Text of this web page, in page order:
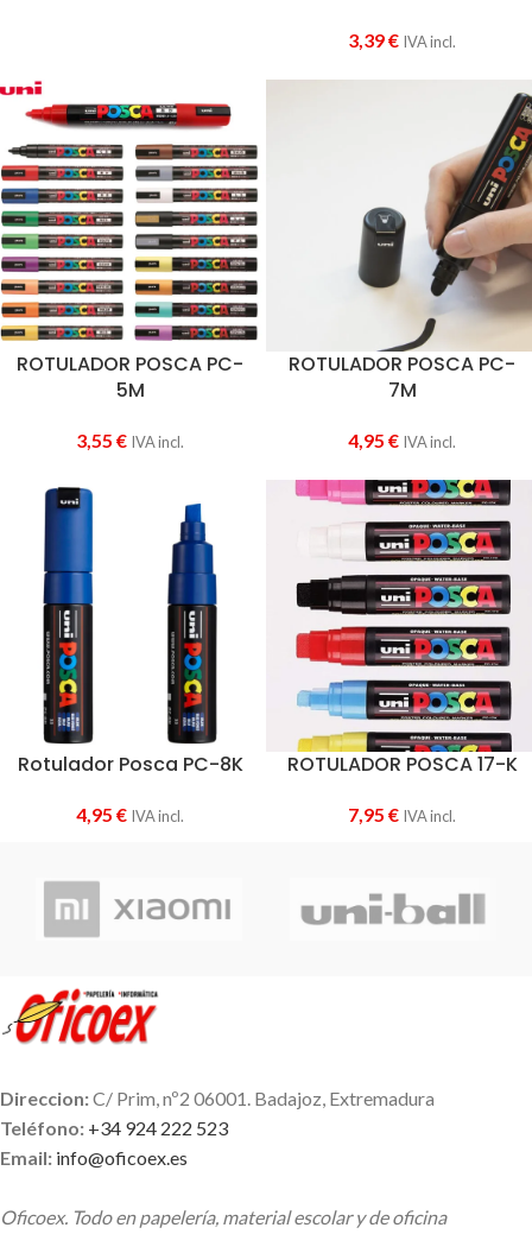
3,39€ IVA incl.
ROTULADOR POSCA PC-
5M
3,55 € IVA incl.
ROTULADOR POSCA PC-
7M
4,95 € IVA incl.
Rotulador Posca PC-8K
4,95 € IVA incl.
ROTULADOR POSCA 17-K
7,95 € IVA incl.
Direccion:C/ Prim, nº2 06001. Badajoz, Extremadura
Teléfono: +34 924 222 523
Email: info@oficoex.es
Oficoex. Todo en papelería, material escolar y de oficina